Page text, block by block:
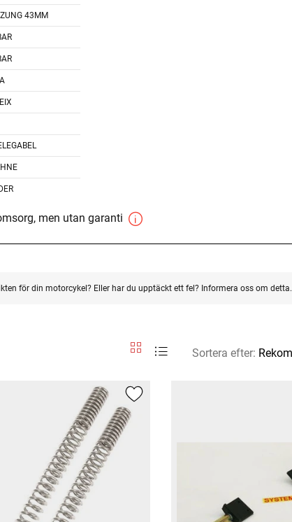
43MM
men utan garanti
för din motorcykel? Eller har du upptäckt ett fel? Informera oss om detta.
Sortera efter: